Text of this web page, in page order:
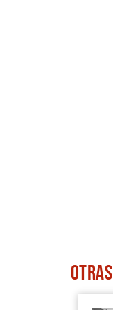
OTRAS